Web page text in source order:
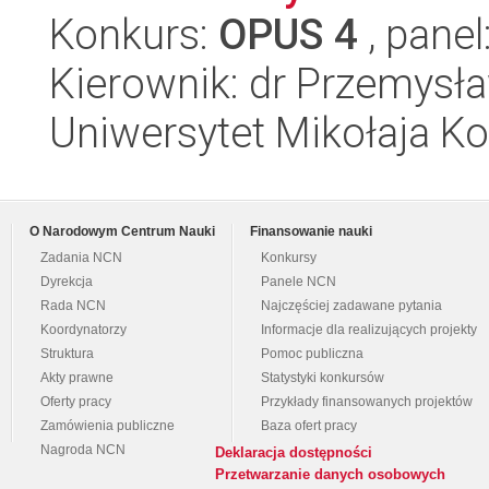
Konkurs: OPUS 4 ,
Kierownik: dr
Uniwersytet Mikołaja
O Narodowym Centrum Nauki
Zadania NCN
Dyrekcja
Rada NCN
Koordynatorzy
Struktura
Akty prawne
Oferty pracy
Zamówienia publiczne
Nagroda NCN
Finansowanie nauki
Konkursy
Panele NCN
Najczęściej zadawane pytania
Informacje dla realizujących projekty
Pomoc publiczna
Statystyki konkursów
Przykłady finansowanych projektów
Baza ofert pracy
Deklaracja dostępności
Przetwarzanie danych osobowych